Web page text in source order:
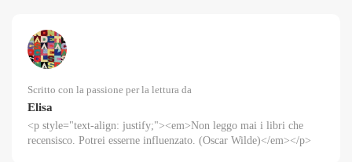
Scritto con la passione per la lettura da
Elisa
<p style="text-align: justify;"><em>Non leggo mai i libri che
recensisco. Potrei esserne influenzato. (Oscar Wilde)</em></p>